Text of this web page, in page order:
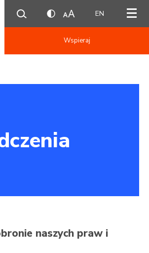
EN
Wspieraj
naszych praw i